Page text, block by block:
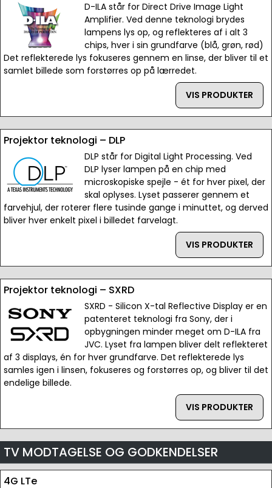
D-ILA står for Direct Drive Image Light
Amplifier. Ved denne teknologi brydes
lampens lys op, og reflekteres af i alt 3
chips, hver i sin grundfarve (blå, grøn, rød)
Det reflekterede lys fokuseres gennem en linse, der bliver til et
samlet billede som forstørres op på lærredet.
VIS PRODUKTER
Projektor teknologi – DLP
DLP står for Digital Light Processing. Ved
DLP lyser lampen på en chip med
microskopiske spejle - ét for hver pixel, der
skal oplyses. Lyset passerer gennem et
farvehjul, der roterer flere tusinde gange i minuttet, og derved
bliver hver enkelt pixel i billedet farvelagt.
VIS PRODUKTER
Projektor teknologi – SXRD
SXRD - Silicon X-tal Reflective Display er en
patenteret teknologi fra Sony, der i
opbygningen minder meget om D-ILA fra
JVC. Lyset fra lampen bliver delt reflekteret
af 3 displays, én for hver grundfarve. Det reflekterede lys
samles igen i linsen, fokuseres og forstørres op, og bliver til det
endelige billede.
VIS PRODUKTER
TV MODTAGELSE OG GODKENDELSER
4G LTe